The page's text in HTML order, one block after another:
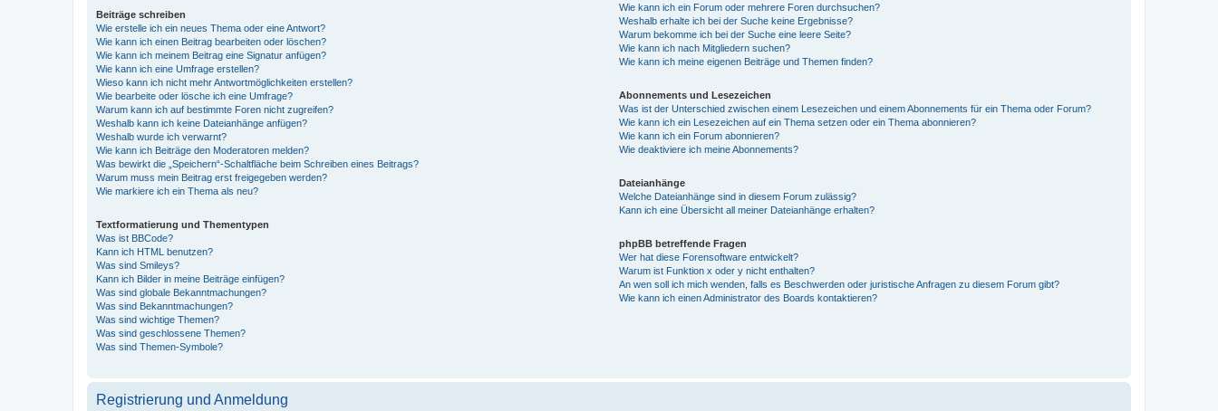
Beiträge schreiben
Wie erstelle ich ein neues Thema oder eine Antwort?
Wie kann ich einen Beitrag bearbeiten oder löschen?
Wie kann ich meinem Beitrag eine Signatur anfügen?
Wie kann ich eine Umfrage erstellen?
Wieso kann ich nicht mehr Antwortmöglichkeiten erstellen?
Wie bearbeite oder lösche ich eine Umfrage?
Warum kann ich auf bestimmte Foren nicht zugreifen?
Weshalb kann ich keine Dateianhänge anfügen?
Weshalb wurde ich verwarnt?
Wie kann ich Beiträge den Moderatoren melden?
Was bewirkt die „Speichern“-Schaltfläche beim Schreiben eines Beitrags?
Warum muss mein Beitrag erst freigegeben werden?
Wie markiere ich ein Thema als neu?
Textformatierung und Thementypen
Was ist BBCode?
Kann ich HTML benutzen?
Was sind Smileys?
Kann ich Bilder in meine Beiträge einfügen?
Was sind globale Bekanntmachungen?
Was sind Bekanntmachungen?
Was sind wichtige Themen?
Was sind geschlossene Themen?
Was sind Themen-Symbole?
Wie kann ich ein Forum oder mehrere Foren durchsuchen?
Weshalb erhalte ich bei der Suche keine Ergebnisse?
Warum bekomme ich bei der Suche eine leere Seite?
Wie kann ich nach Mitgliedern suchen?
Wie kann ich meine eigenen Beiträge und Themen finden?
Abonnements und Lesezeichen
Was ist der Unterschied zwischen einem Lesezeichen und einem Abonnements für ein Thema oder Forum?
Wie kann ich ein Lesezeichen auf ein Thema setzen oder ein Thema abonnieren?
Wie kann ich ein Forum abonnieren?
Wie deaktiviere ich meine Abonnements?
Dateianhänge
Welche Dateianhänge sind in diesem Forum zulässig?
Kann ich eine Übersicht all meiner Dateianhänge erhalten?
phpBB betreffende Fragen
Wer hat diese Forensoftware entwickelt?
Warum ist Funktion x oder y nicht enthalten?
An wen soll ich mich wenden, falls es Beschwerden oder juristische Anfragen zu diesem Forum gibt?
Wie kann ich einen Administrator des Boards kontaktieren?
Registrierung und Anmeldung